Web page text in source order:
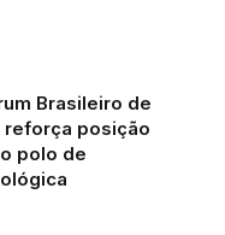
Brasileiro de
reforça posição
polo de